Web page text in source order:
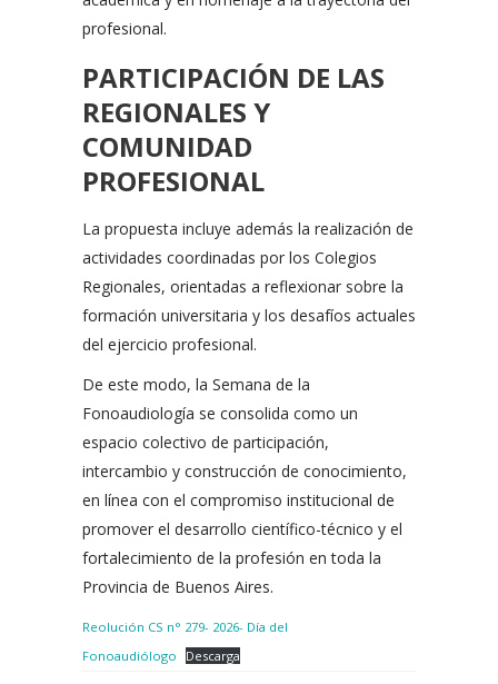
profesional.
PARTICIPACIÓN DE LAS
REGIONALES Y
COMUNIDAD
PROFESIONAL
La propuesta incluye además la realización de
actividades coordinadas por los Colegios
Regionales, orientadas a reflexionar sobre la
formación universitaria y los desafíos actuales
del ejercicio profesional.
De este modo, la Semana de la
Fonoaudiología se consolida como un
espacio colectivo de participación,
intercambio y construcción de conocimiento,
en línea con el compromiso institucional de
promover el desarrollo científico-técnico y el
fortalecimiento de la profesión en toda la
Provincia de Buenos Aires.
Reolución CS n° 279- 2026- Día del
Fonoaudiólogo
Descarga